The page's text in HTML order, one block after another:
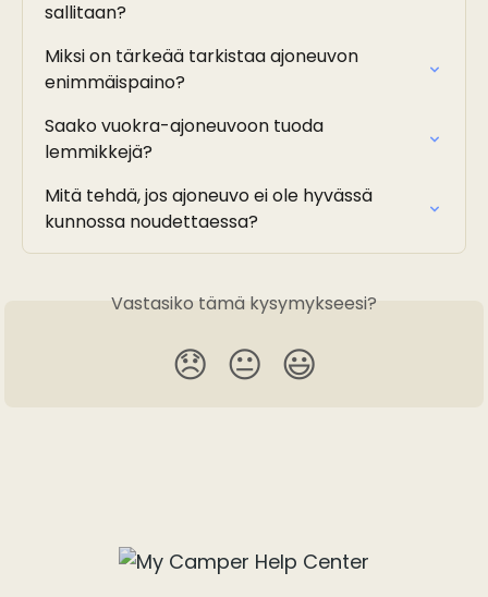
sallitaan?
Miksi on tärkeää tarkistaa ajoneuvon
enimmäispaino?
Saako vuokra-ajoneuvoon tuoda
lemmikkejä?
Mitä tehdä, jos ajoneuvo ei ole hyvässä
kunnossa noudettaessa?
Vastasiko tämä kysymykseesi?
😞 😐 😃